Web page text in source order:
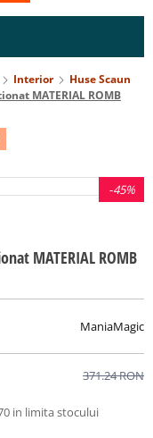
Interior
Huse Scaun
MATERIAL ROMB
-45%
MATERIAL ROMB
ManiaMagic
371.24RON
in limita stocului